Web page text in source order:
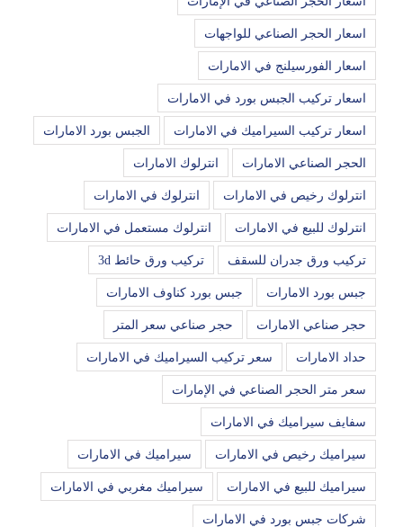
اسعار الحجر الصناعي للواجهات
اسعار الفورسيلنج في الامارات
اسعار تركيب الجبس بورد في الامارات
اسعار تركيب السيراميك في الامارات الجبس بورد الامارات
الحجر الصناعي الامارات انترلوك الامارات
انترلوك رخيص في الامارات انترلوك في الامارات
انترلوك للبيع في الامارات انترلوك مستعمل في الامارات
تركيب ورق جدران للسقف تركيب ورق حائط 3d
جبس بورد الامارات جبس بورد كناوف الامارات
حجر صناعي الامارات حجر صناعي سعر المتر
حداد الامارات سعر تركيب السيراميك في الامارات
سعر متر الحجر الصناعي في الإمارات
سفايف سيراميك في الامارات
سيراميك رخيص في الامارات سيراميك في الامارات
سيراميك للبيع في الامارات سيراميك مغربي في الامارات
شركات جبس بورد في الامارات